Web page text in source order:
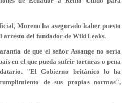
Moreno ha asegurado haber puesto
arresto del fundador de WikiLeaks.
de que el señor Assange no sería
en el que pueda sufrir torturas o pena
"El Gobierno británico lo ha
de sus propias normas",